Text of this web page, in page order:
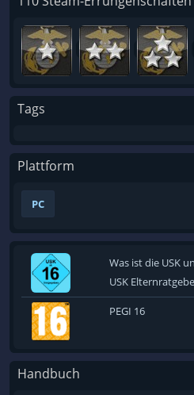
Tags
Plattform
PC
Was ist die USK
USK
PEGI 16
Handbuch